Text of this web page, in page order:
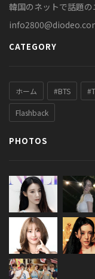
韓国のネットで話題の
CATEGORY
ホーム #BTS
Flashback
PHOTOS